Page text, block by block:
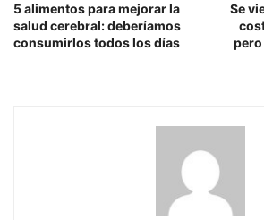
5 alimentos para mejorar la
salud cerebral: deberíamos
consumirlos todos los días
Se
pero